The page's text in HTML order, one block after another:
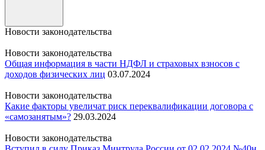
Новости законодательства
Новости законодательства
Общая информация в части НДФЛ и страховых взносов с
доходов физических лиц 03.07.2024
Новости законодательства
Какие факторы увеличат риск переквалификации договора с
«самозанятым»? 29.03.2024
Новости законодательства